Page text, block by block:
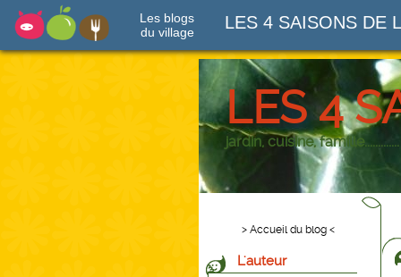
Les blogs
du village
LES 4 SAISONS DE
LES 4
jardin, cuisine, famille.............
> Accueil du blog <
L'auteur